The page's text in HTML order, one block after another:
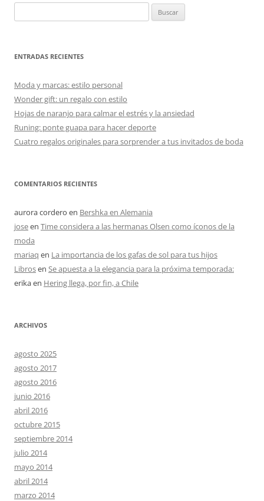
ENTRADAS RECIENTES
Moda y marcas: estilo personal
Wonder gift: un regalo con estilo
Hojas de naranjo para calmar el estrés y la ansiedad
Runing: ponte guapa para hacer deporte
Cuatro regalos originales para sorprender a tus invitados de boda
COMENTARIOS RECIENTES
aurora cordero en Bershka en Alemania
joseen Time considera a las hermanas Olsen como íconos de la
moda
mariaq en La importancia de los gafas de sol para tus hijos
Librosen Se apuesta a la elegancia para la próxima temporada:
erikaen Hering llega, por fin, a Chile
ARCHIVOS
agosto 2025
agosto 2017
agosto 2016
junio 2016
abril 2016
octubre 2015
septiembre 2014
julio 2014
mayo 2014
abril 2014
marzo 2014